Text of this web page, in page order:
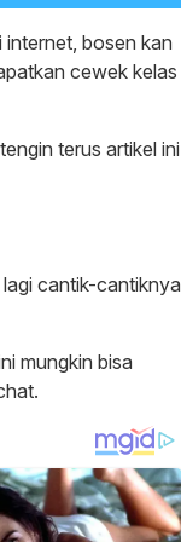
bosen kan
cewek kelas
terus artikel ini
cantik-cantiknya
mungkin bisa